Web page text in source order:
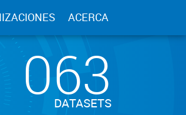
ACERCA
063
DATASETS